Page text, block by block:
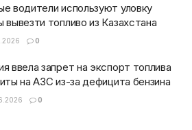
водители используют уловку
вывезти топливо из Казахстана
0
ввела запрет на экспорт топлива
на АЗС из-за дефицита бензина
0